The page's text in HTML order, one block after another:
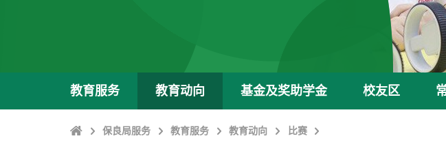
教育服务 教育动向 基金及奖助学金 校友区
Home保良局服务 教育服务 教育动向 比赛